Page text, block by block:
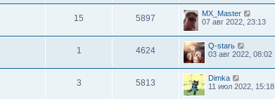
15 5897
MX_Master
07 авг 2022, 23:13
1 4624
Q-starь
03 авг 2022, 08:02
3 5813
Dimka
11 июл 2022, 15:18